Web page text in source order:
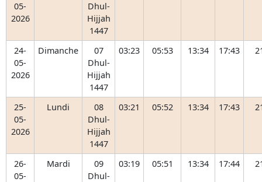
05-
2026
Dhul-
Hijjah
1447
24-
05-
2026
Dimanche
07
Dhul-
Hijjah
1447
03:23 05:53 13:34 17:43
25-
05-
2026
Lundi
08
Dhul-
Hijjah
1447
03:21 05:52 13:34 17:43
26-
05-
Mardi
09
Dhul-
03:19 05:51 13:34 17:44